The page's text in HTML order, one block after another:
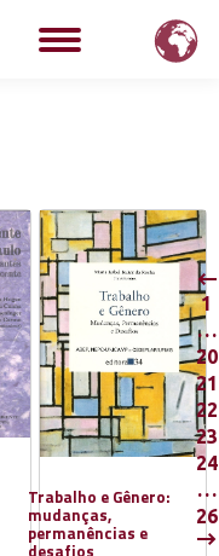
Trabalho e Gênero:
mudanças,
permanências e
1
…
20
21
22
23
24
…
26